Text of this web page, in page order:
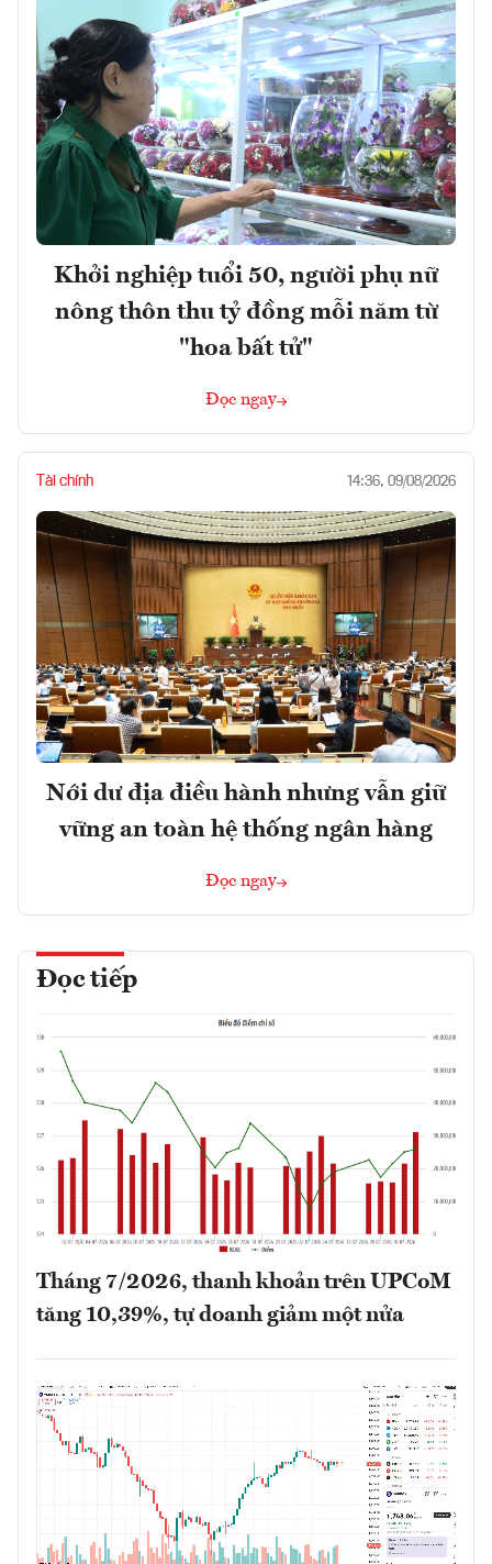
Khởi nghiệp tuổi 50, người phụ nữ
nông thôn thu tỷ đồng mỗi năm từ
"hoa bất tử"
Đọc ngay
Tài chính 14:36, 09/08/2026
Nới dư địa điều hành nhưng vẫn giữ
vững an toàn hệ thống ngân hàng
Đọc ngay
Đọc tiếp
Tháng 7/2026, thanh khoản trên UPCoM
tăng 10,39%, tự doanh giảm một nửa